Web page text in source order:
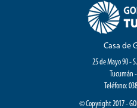
Casa de
25 de Mayo 90 -
Tucumán
Teléfono:
© Copyright 2017 -